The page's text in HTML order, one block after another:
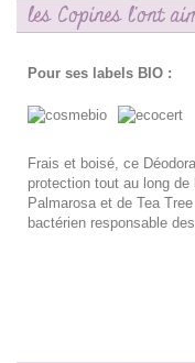
les Copines l'ont
Pour ses labels BIO :
Frais et boisé, ce
protection tout au long
Palmarosa et de Tea
bactérien responsable